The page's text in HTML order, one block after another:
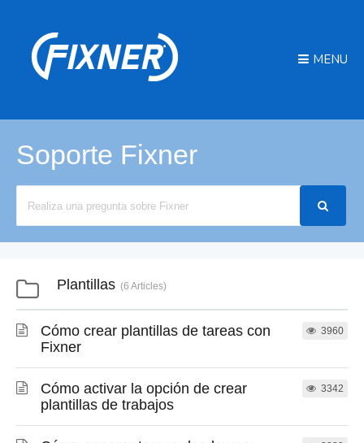
MENU
Soporte Fixner
Plantillas 6 Articles
Cómo crear plantillas de tareas con
Fixner
3960
Cómo activar la opción de crear
plantillas de trabajos
3342